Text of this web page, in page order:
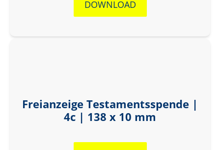
DOWNLOAD
Freianzeige Testamentsspende |
4c | 138 x 10 mm